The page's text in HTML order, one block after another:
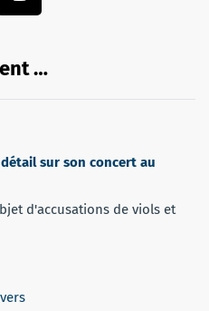
…
sur son concert au
d'accusations de viols et